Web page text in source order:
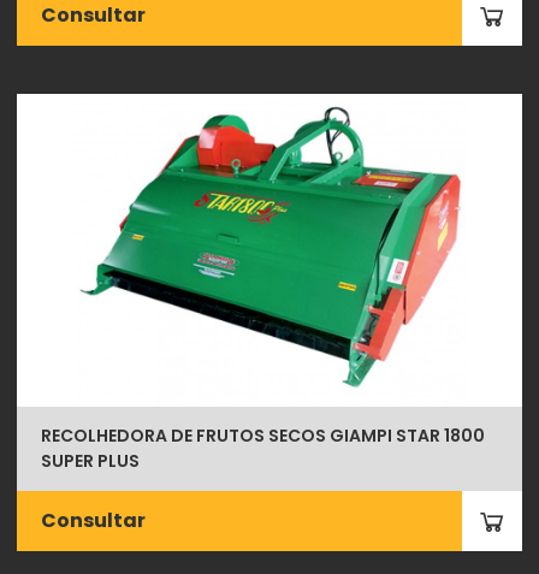
Consultar
RECOLHEDORA DE FRUTOS SECOS GIAMPI STAR 1800
SUPER PLUS
Consultar